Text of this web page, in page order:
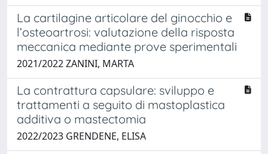
La cartilagine articolare del ginocchio e
l’osteoartrosi: valutazione della risposta
meccanica mediante prove sperimentali
2021/2022 ZANINI, MARTA
La contrattura capsulare: sviluppo e
trattamenti a seguito di mastoplastica
additiva o mastectomia
2022/2023 GRENDENE, ELISA